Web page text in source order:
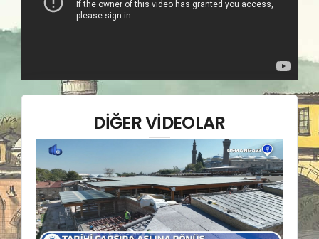
DİĞER VİDEOLAR